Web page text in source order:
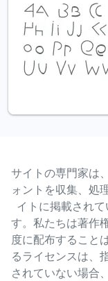
サイトの専門家は
ォントを収集、処
イトに掲載され
す。私たちは著作
度に配布すること
るライセンスは、
されていない場合